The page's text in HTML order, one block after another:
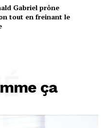
Gabriel prône
tout en freinant le
ça